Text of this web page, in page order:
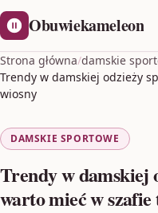
Obuwiekameleon
Strona główna/damskie
Trendy w damskiej odzieży
wiosny
DAMSKIE SPORTOWE
Trendy w damskiej
warto mieć w